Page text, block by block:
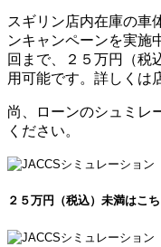
スギリン店内在庫の車
ンキャンペーンを実施
回まで、２５万円（税
用可能です。詳しくは
尚、ローンのシュミレ
ください。
２５万円（税込）未満はこ